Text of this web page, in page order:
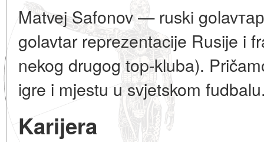
Matvej Safonov — ruski
golavtar reprezentacije Rusije i
nekog drugog top-kluba).
igre i mjestu u svjetskom
Karijera